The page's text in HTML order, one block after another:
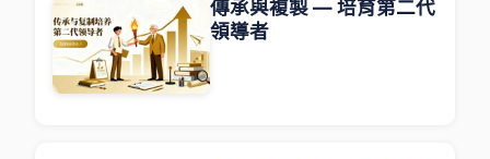
傳承與複製 — 培育第二代
領導者